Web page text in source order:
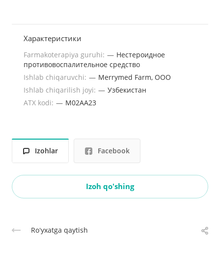
Характеристики
Farmakoterapiya guruhi: — Нестероидное
противовоспалительное средство
Ishlab chiqaruvchi: — Merrymed Farm, ООО
Ishlab chiqarilish joyi: — Узбекистан
ATX kodi: — M02AA23
Izohlar Facebook
Izoh qo'shing
Roʻyxatga qaytish